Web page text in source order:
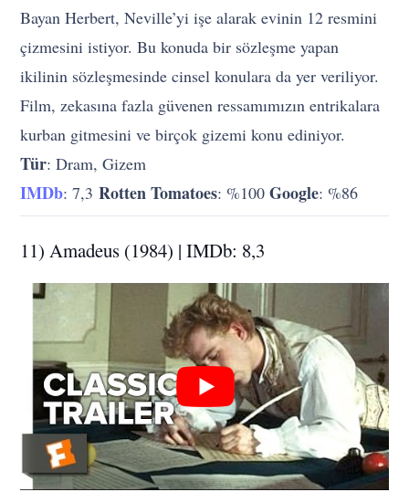
Bayan Herbert, Neville’yi işe alarak evinin 12 resmini
çizmesini istiyor. Bu konuda bir sözleşme yapan
ikilinin sözleşmesinde cinsel konulara da yer veriliyor.
Film, zekasına fazla güvenen ressamımızın entrikalara
kurban gitmesini ve birçok gizemi konu ediniyor.
Tür: Dram, Gizem
IMDb: 7,3Rotten Tomatoes: %100Google: %86
11) Amadeus (1984) | IMDb: 8,3